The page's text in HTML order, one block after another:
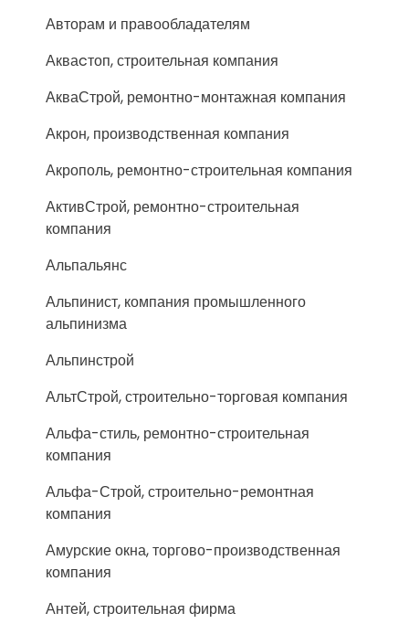
Авторам и правообладателям
Акваcтоп, строительная компания
АкваСтрой, ремонтно-монтажная компания
Акрон, производственная компания
Акрополь, ремонтно-строительная компания
АктивСтрой, ремонтно-строительная
компания
Альпальянс
Альпинист, компания промышленного
альпинизма
Альпинстрой
АльтСтрой, строительно-торговая компания
Альфа-стиль, ремонтно-строительная
компания
Альфа-Строй, строительно-ремонтная
компания
Амурские окна, торгово-производственная
компания
Антей, строительная фирма